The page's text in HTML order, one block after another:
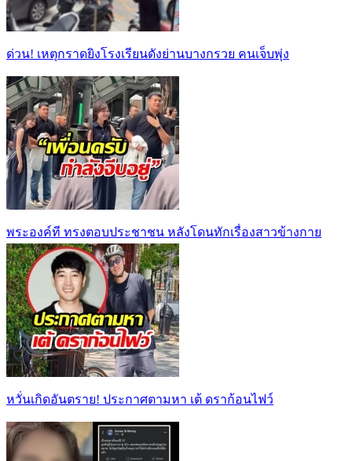
ด่วน! เหตุกราดยิงโรงเรียนดังย่านบางกรวย คนเจ็บพุ่ง
พระองค์ที ทรงตอบประชาชน หลังโดนทักเรื่องสาวข้างกาย
หวั่นเกิดอันตราย! ประกาศตามหา เต้ ดราก้อนไฟว์